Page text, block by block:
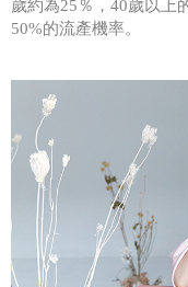
歲約為25％，40歲以上
50%的流產機率。